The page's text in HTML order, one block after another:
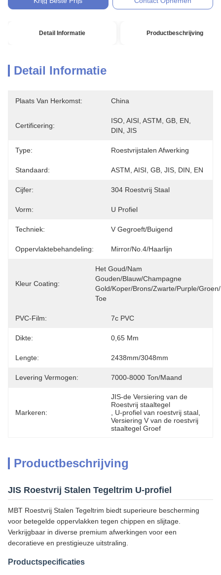
Detail Informatie Productbeschrijving
Detail Informatie
Plaats Van Herkomst: China
Certificering:
ISO, AISI, ASTM, GB, EN,
DIN, JIS
Type: Roestvrijstalen Afwerking
Standaard: ASTM, AISI, GB, JIS, DIN, EN
Cijfer: 304 Roestvrij Staal
Vorm: U Profiel
Techniek: V Gegroeft/Buigend
Oppervlaktebehandeling: Mirror/No.4/haarlijn
Kleur Coating:
Het Goud/nam
Gouden/Blauw/Champagne
Gold/Koper/Brons/Zwarte/Purple/
Toe
PVC-Film: 7c PVC
Dikte: 0,65 Mm
Lengte: 2438mm/3048mm
Levering Vermogen: 7000-8000 Ton/maand
Markeren:
JIS-de Versiering van de
Roestvrij staaltegel
U-profiel van roestvrij staal
Versiering V van de roestvrij
staaltegel Groef
Productbeschrijving
JIS Roestvrij Stalen Tegeltrim U-profiel
MBT Roestvrij Stalen Tegeltrim biedt superieure bescherming
voor betegelde oppervlakken tegen chippen en slijtage.
Verkrijgbaar in diverse premium afwerkingen voor een
decoratieve en prestigieuze uitstraling.
Productspecificaties